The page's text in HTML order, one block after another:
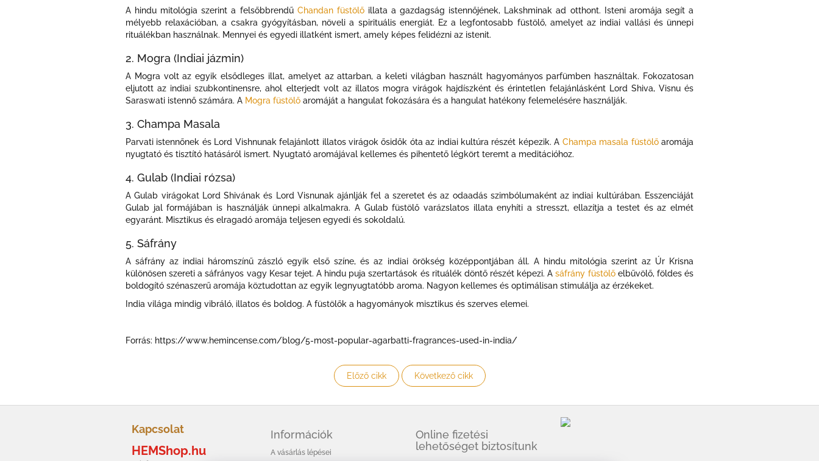
A hindu mitológia szerint a felsőbbrendű Chandan füstölőillataa gazdagság istennőjének, Lakshminak ad otthont. Isteni aromája segít a
mélyebb relaxációban, a csakra gyógyításban, növeli a spirituális energiát. Ez a legfontosabb füstölő, amelyet az indiai vallási és ünnepi
rituálékban használnak. Mennyei és egyedi illatként ismert, amely képes felidézni az istenit.
2. Mogra (Indiai jázmin)
A Mogra volt az egyik elsődleges illat, amelyet az attarban, a keleti világban használt hagyományos parfümben használtak. Fokozatosan
eljutott az indiai szubkontinensre, ahol elterjedt volt az illatos mogra virágok hajdíszként és érintetlen felajánlásként Lord Shiva, Visnu és
Saraswati istennő számára. A Mogra füstölő aromáját a hangulat fokozására és a hangulat hatékony felemelésére használják.
3. Champa Masala
Parvati istennőnek és Lord Vishnunak felajánlott illatos virágok ősidők óta az indiai kultúra részét képezik. A Champa masala füstölő aromája
nyugtató és tisztító hatásáról ismert. Nyugtató aromájával kellemes és pihentető légkört teremt a meditációhoz.
4. Gulab (Indiai rózsa)
A Gulab virágokat Lord Shivának és Lord Visnunak ajánlják fel a szeretet és az odaadás szimbólumaként az indiai kultúrában. Esszenciáját
Gulab jal formájában is használják ünnepi alkalmakra. A Gulab füstölő varázslatos illata enyhíti a stresszt, ellazítja a testet és az elmét
egyaránt. Misztikus és elragadó aromája teljesen egyedi és sokoldalú.
5. Sáfrány
A sáfrány az indiai háromszínű zászló egyik első színe, és az indiai örökség középpontjában áll. A hindu mitológia szerint az Úr Krisna
különösen szereti a sáfrányos vagy Kesar tejet. A hindu puja szertartások és rituálék döntő részét képezi. A sáfrány füstölő elbűvölő, földes és
boldogító szénaszerű aromája köztudottan az egyik legnyugtatóbb aroma. Nagyon kellemes és optimálisan stimulálja az érzékeket.
India világa mindig vibráló, illatos és boldog. A füstölők a hagyományok misztikus és szerves elemei.
Forrás: https://www.hemincense.com/blog/5-most-popular-agarbatti-fragrances-used-in-india/
Előző cikk Következő cikk
Kapcsolat
HEMShop.hu
Információk
A vásárlás lépései
Online fizetési
lehetőséget biztosítunk